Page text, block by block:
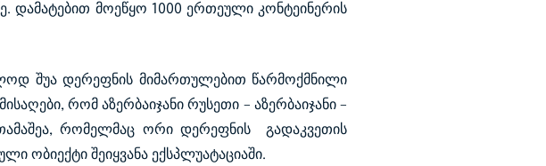
დამატებით მოეწყო 1000 ერთეული კონტეინერის
შუა დერეფნის მიმართულებით წარმოქმნილი
რომ აზერბაიჯანი რუსეთი – აზერბაიჯანი –
რომელმაც ორი დერეფნის გადაკვეთის
ობიექტი შეიყვანა ექსპლუატაციაში.